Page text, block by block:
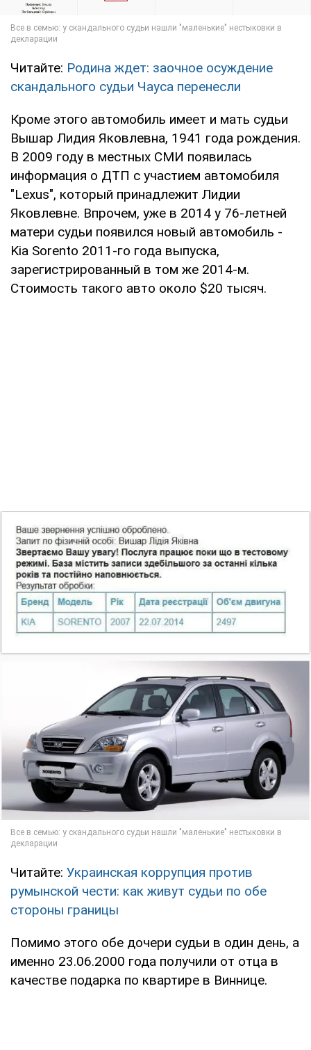
Читайте: Родина ждет: заочное осуждение
скандального судьи Чауса перенесли
Кроме этого автомобиль имеет и мать судьи
Вышар Лидия Яковлевна, 1941 года рождения.
В 2009 году в местных СМИ появилась
информация о ДТП с участием автомобиля
"Lexus", который принадлежит Лидии
Яковлевне. Впрочем, уже в 2014 у 76-летней
матери судьи появился новый автомобиль -
Kiа Sorento 2011-го года выпуска,
зарегистрированный в том же 2014-м.
Стоимость такого авто около $20 тысяч.
Читайте: Украинская коррупция против
румынской чести: как живут судьи по обе
стороны границы
Помимо этого обе дочери судьи в один день, а
именно 23.06.2000 года получили от отца в
качестве подарка по квартире в Виннице.